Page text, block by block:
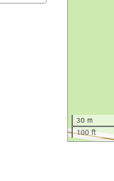
30 m
100 ft